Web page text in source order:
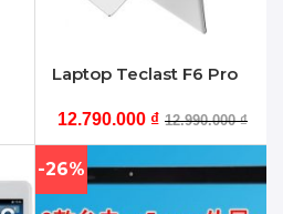
Laptop Teclast F6 Pro
12.990.000₫
12.790.000 ₫
-26%